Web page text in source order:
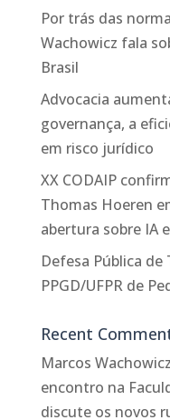
Por trás das
Wachowicz fala
Brasil
Advocacia
governança, a
em risco jurídico
XX CODAIP
Thomas Hoeren
abertura sobre IA
Defesa Pública
PPGD/UFPR de
Recent
Marcos Wachowicz
encontro na
discute os novos